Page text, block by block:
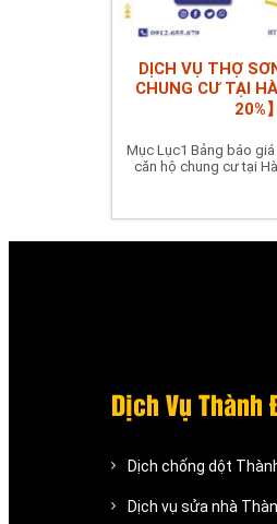
DỊCH VỤ THỢ
CHUNG CƯ TẠI
20%】
Mục Lục1 Bảng báo
căn hộ chung cư tại Hà
Dịch Vụ Thành
Dịch chống dột
Dịch vụ sửa nhà